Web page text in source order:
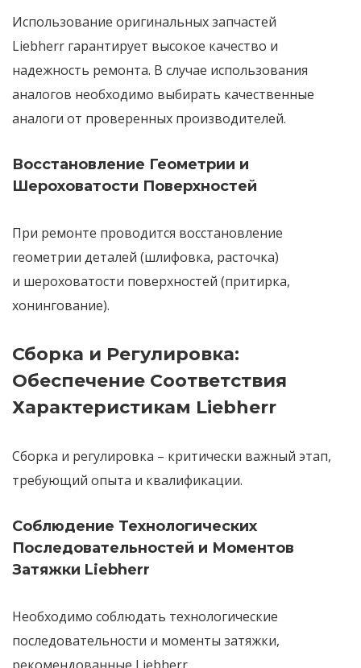
Использование оригинальных запчастей
Liebherr гарантирует высокое качество и
надежность ремонта. В случае использования
аналогов необходимо выбирать качественные
аналоги от проверенных производителей.
Восстановление Геометрии и
Шероховатости Поверхностей
При ремонте проводится восстановление
геометрии деталей (шлифовка, расточка)
и шероховатости поверхностей (притирка,
хонингование).
Сборка и Регулировка:
Обеспечение Соответствия
Характеристикам Liebherr
Сборка и регулировка – критически важный этап,
требующий опыта и квалификации.
Соблюдение Технологических
Последовательностей и Моментов
Затяжки Liebherr
Необходимо соблюдать технологические
последовательности и моменты затяжки,